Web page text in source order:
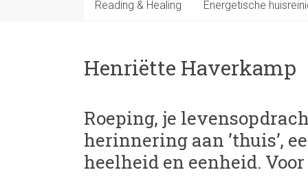
Reading & Healing
Energetische
Henriëtte Haverkamp
Roeping, je
herinnering aan ’thuis’,
heelheid en eenheid.